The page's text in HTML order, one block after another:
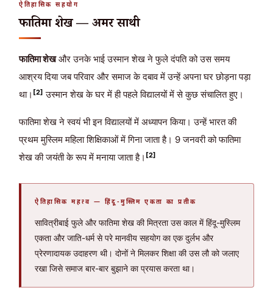
ऐतिहासिक सहयोग
फातिमा शेख — अमर साथी
फातिमा शेखऔर उनके भाई उस्मान शेख ने फुले दंपति को उस समय
आश्रय दिया जब परिवार और समाज के दबाव में उन्हें अपना घर छोड़ना पड़ा
था। [2] उस्मान शेख के घर में ही पहले विद्यालयों में से कुछ संचालित हुए।
फातिमा शेख ने स्वयं भी इन विद्यालयों में अध्यापन किया। उन्हें भारत की
प्रथम मुस्लिम महिला शिक्षिकाओं में गिना जाता है। 9 जनवरी को फातिमा
शेख की जयंती के रूप में मनाया जाता है। [2]
ऐतिहासिक महत्व — हिंदू-मुस्लिम एकता का प्रतीक
सावित्रीबाई फुले और फातिमा शेख की मित्रता उस काल में हिंदू-मुस्लिम
एकता और जाति-धर्म से परे मानवीय सहयोग का एक दुर्लभ और
प्रेरणादायक उदाहरण थी। दोनों ने मिलकर शिक्षा की उस लौ को जलाए
रखा जिसे समाज बार-बार बुझाने का प्रयास करता था।